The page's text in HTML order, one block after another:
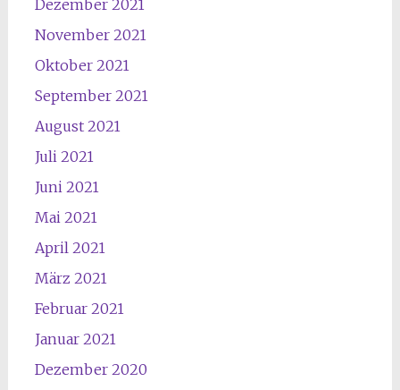
Dezember 2021
November 2021
Oktober 2021
September 2021
August 2021
Juli 2021
Juni 2021
Mai 2021
April 2021
März 2021
Februar 2021
Januar 2021
Dezember 2020